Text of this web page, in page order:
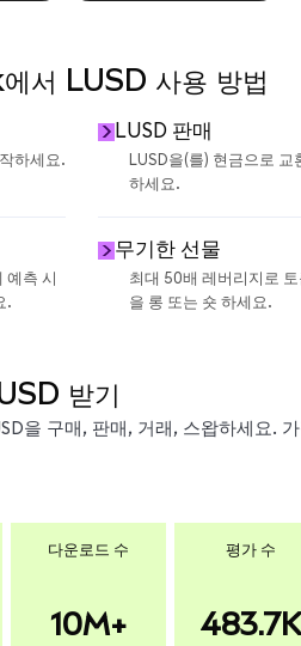
서 LUSD 사용 방법
하세요.
LUSD 판매
LUSD을(를) 현금으로 교
하세요.
예측 시
.
무기한 선물
최대 50배 레버리지로 토
을 롱 또는 숏 하세요.
받기
을 구매, 판매, 거래, 스왑하세요.
다운로드 수
10M+
평가 수
483.7K